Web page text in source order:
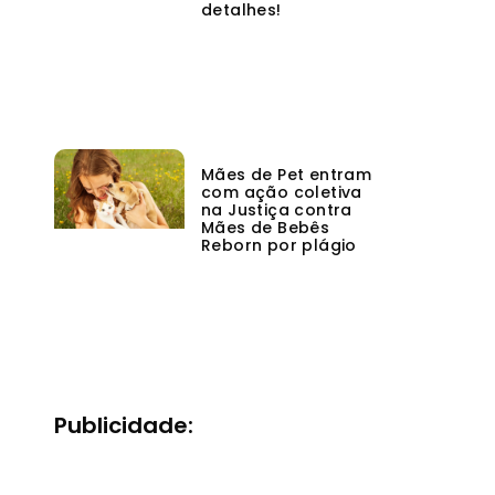
detalhes!
Mães de Pet entram
com ação coletiva
na Justiça contra
Mães de Bebês
Reborn por plágio
Publicidade: